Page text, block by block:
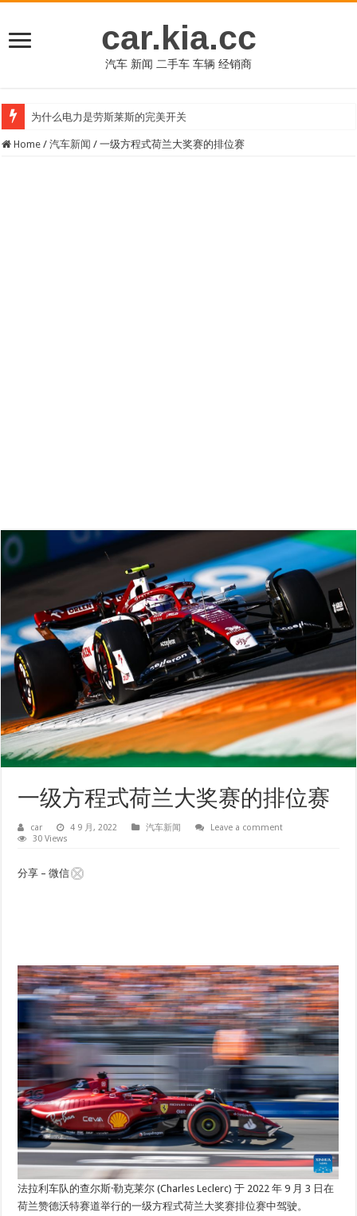
car.kia.cc
汽车 新闻 二手车 车辆 经销商
为什么电力是劳斯莱斯的完美开关
Home / 汽车新闻 / 一级方程式荷兰大奖赛的排位赛
一级方程式荷兰大奖赛的排位赛
car 4 9 月, 2022 汽车新闻
Leave a comment
30 Views
分享 – 微信
法拉利车队的查尔斯·勒克莱尔 (Charles Leclerc) 于 2022 年 9 月 3 日在
荷兰赞德沃特赛道举行的一级方程式荷兰大奖赛排位赛中驾驶。